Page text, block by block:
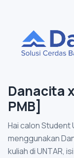
Danacita
PMB]
Hai calon Student
menggunakan
kuliah di UNTAR,